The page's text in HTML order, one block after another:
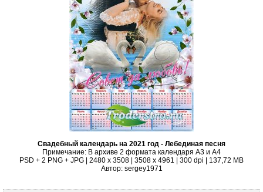
Свадебный календарь на 2021 год - Лебединая песня
Примечание: В архиве 2 формата календаря А3 и А4
PSD + 2 PNG + JPG | 2480 x 3508 | 3508 x 4961 | 300 dpi | 137,72 MB
Автор: sergey1971